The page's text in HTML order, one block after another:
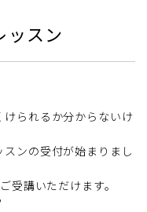
ッスン
られるか分からないけ
ンの受付が始まりまし
受講いただけます。